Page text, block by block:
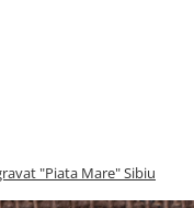
"Piata Mare" Sibiu